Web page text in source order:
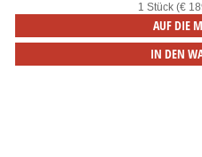
1 Stück (€
AUF DIE
IN DEN